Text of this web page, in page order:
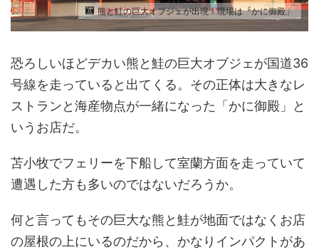
熊と鮭の巨大オブジェが出現！現場は「かに御殿」
恐ろしいほどデカい熊と鮭の巨大オブジェが国道36
号線を走っていると出てくる。その正体は大きなレ
ストランと海産物点が一緒になった「かに御殿」と
いうお店だ。
苫小牧でフェリーを下船して室蘭方面を走っていて
遭遇した方も多いのではないだろうか。
何と言ってもその巨大な熊と鮭が地面ではなくお店
の屋根の上にいるのだから、かなりインパクトがあ